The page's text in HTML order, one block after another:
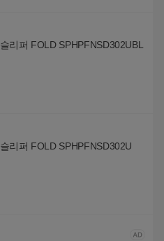
리퍼 FOLD SPHPFNSD302UBL
리퍼 FOLD SPHPFNSD302U